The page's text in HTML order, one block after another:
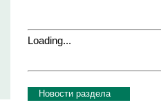
Loading...
Новости раздела